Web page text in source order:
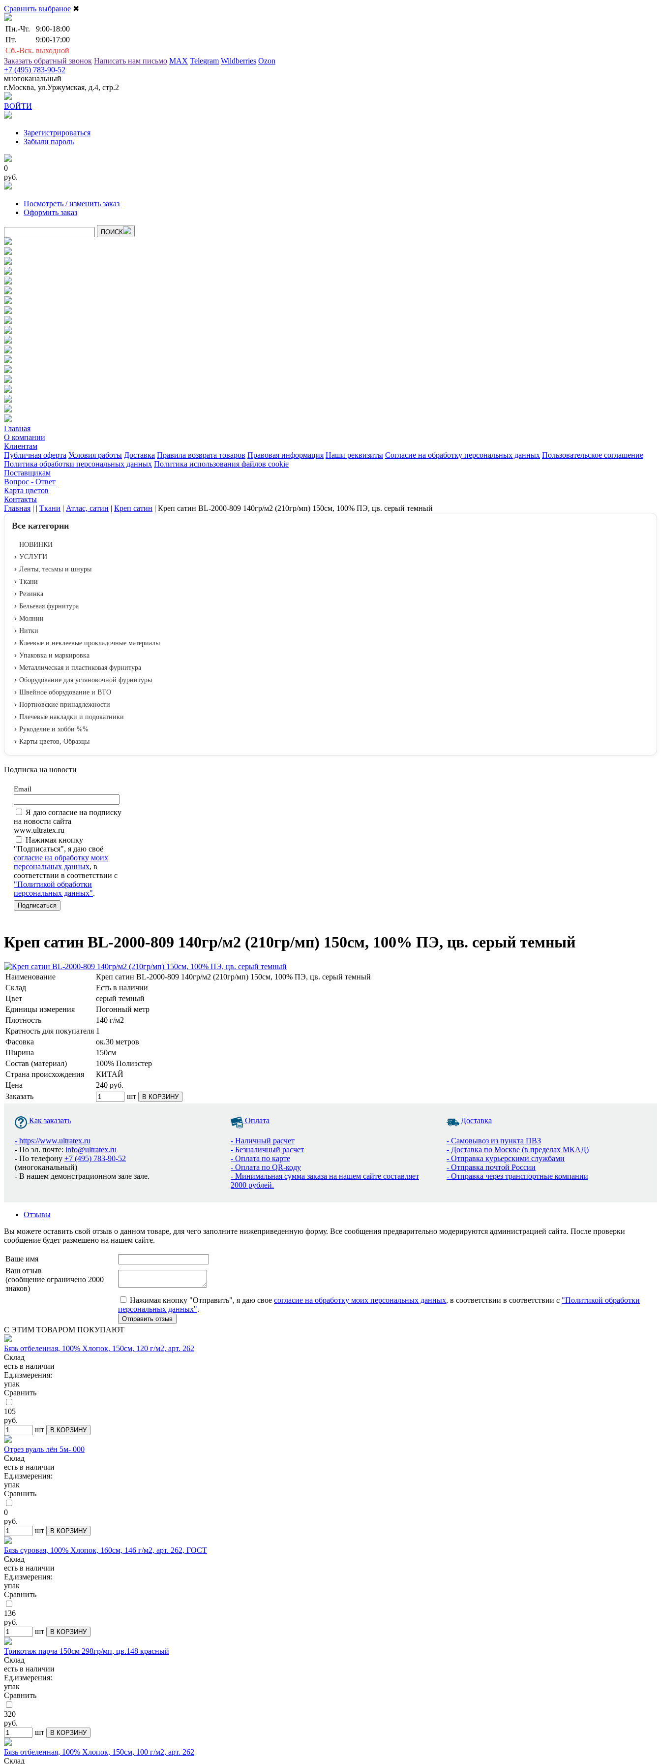
Сравнить выбраное ✖
Пн.-Чт.
9:00-18:00
Пт.
9:00-17:00
Сб.-Вск. выходной
Заказать обратный звонок Написать нам письмо MAX Telegram Wildberries Ozon
+7 (495) 783-90-52
многоканальный
г.Москва, ул.Уржумская, д.4, стр.2
ВОЙТИ
Зарегистрироваться
Забыли пароль
0
руб.
Посмотреть / изменить заказ
Оформить заказ
ПОИСК
Главная
О компании
Клиентам
Публичная оферта Условия работы Доставка Правила возврата товаров Правовая информация Наши реквизиты Согласие на обработку персональных данных Пользовательское соглашение
Политика обработки персональных данных Политика использования файлов cookie
Поставщикам
Вопрос - Ответ
Карта цветов
Контакты
Главная | | Ткани | Атлас, сатин | Креп сатин | Креп сатин BL-2000-809 140гр/м2 (210гр/мп) 150см, 100% ПЭ, цв. серый темный
Все категории
НОВИНКИ
УСЛУГИ
Ленты, тесьмы и шнуры
Ткани
Резинка
Бельевая фурнитура
Молнии
Нитки
Клеевые и неклеевые прокладочные материалы
Упаковка и маркировка
Металлическая и пластиковая фурнитура
Оборудование для установочной фурнитуры
Швейное оборудование и ВТО
Портновские принадлежности
Плечевые накладки и подокатники
Рукоделие и хобби %%
Карты цветов, Образцы
Подписка на новости
Email
Я даю согласие на подписку
на новости сайта
www.ultratex.ru
Нажимая кнопку
"Подписаться", я даю своё
согласие на обработку моих
персональных данных, в
соответствии в соответствии с
"Политикой обработки
персональных данных".
Креп сатин BL-2000-809 140гр/м2 (210гр/мп) 150см, 100% ПЭ, цв. серый темный
Наименование
Креп сатин BL-2000-809 140гр/м2 (210гр/мп) 150см, 100% ПЭ, цв. серый темный
Склад
Есть в наличии
Цвет
серый темный
Единицы измерения
Погонный метр
Плотность
140 г/м2
Кратность для покупателя 1
Фасовка
ок.30 метров
Ширина
150см
Состав (материал)
100% Полиэстер
Страна происхождения
КИТАЙ
Цена
240 руб.
Заказать
шт В КОРЗИНУ
Как заказать
- https://www.ultratex.ru
- По эл. почте: info@ultratex.ru
- По телефону +7 (495) 783-90-52
(многоканальный)
- В нашем демонстрационном зале зале.
Оплата
- Наличный расчет
- Безналичный расчет
- Оплата по карте
- Оплата по QR-коду
- Минимальная сумма заказа на нашем сайте составляет
2000 рублей.
Доставка
- Самовывоз из пункта ПВЗ
- Доставка по Москве (в пределах МКАД)
- Отправка курьерскими службами
- Отправка почтой России
- Отправка через транспортные компании
Отзывы
Вы можете оставить свой отзыв о данном товаре, для чего заполните нижеприведенную форму. Все сообщения предварительно модерируются администрацией сайта. После проверки
сообщение будет размешено на нашем сайте.
Ваше имя
Ваш отзыв
(сообщение ограничено 2000
знаков)
Нажимая кнопку "Отправить", я даю свое согласие на обработку моих персональных данных, в соответствии в соответствии с "Политикой обработки
персональных данных".
С ЭТИМ ТОВАРОМ ПОКУПАЮТ
Бязь отбеленная, 100% Хлопок, 150см, 120 г/м2, арт. 262
Склад
есть в наличии
Ед.измерения:
упак
Сравнить
105
руб.
шт
В КОРЗИНУ
Отрез вуаль лён 5м- 000
Склад
есть в наличии
Ед.измерения:
упак
Сравнить
0
руб.
шт
В КОРЗИНУ
Бязь суровая, 100% Хлопок, 160см, 146 г/м2, арт. 262, ГОСТ
Склад
есть в наличии
Ед.измерения:
упак
Сравнить
136
руб.
шт
В КОРЗИНУ
Трикотаж парча 150см 298гр/мп, цв.148 красный
Склад
есть в наличии
Ед.измерения:
упак
Сравнить
320
руб.
шт
В КОРЗИНУ
Бязь отбеленная, 100% Хлопок, 150см, 100 г/м2, арт. 262
Склад